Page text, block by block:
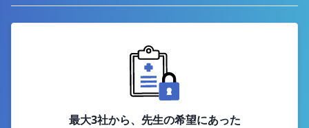
最大3社から、先生の希望にあった